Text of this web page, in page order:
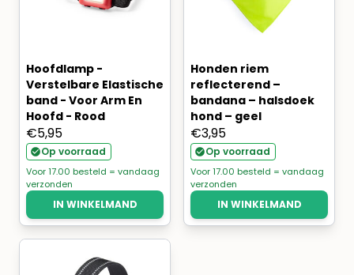
Hoofdlamp -
Verstelbare Elastische
band - Voor Arm En
Hoofd - Rood
€5,95
Op voorraad
Voor 17.00 besteld = vandaag
verzonden
IN WINKELMAND
Honden riem
reflecterend –
bandana – halsdoek
hond – geel
€3,95
Op voorraad
Voor 17.00 besteld = vandaag
verzonden
IN WINKELMAND